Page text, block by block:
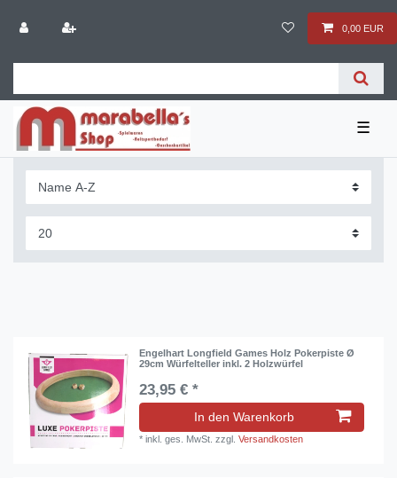
0,00 EUR
☰
Engelhart Longfield Games Holz Pokerpiste Ø
29cm Würfelteller inkl. 2 Holzwürfel
23,95 € *
In den Warenkorb
*inkl. ges. MwSt. zzgl.Versandkosten